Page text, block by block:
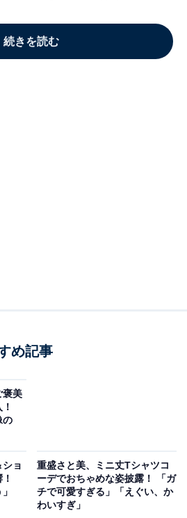
続きを読む
め記事
褒美
の
ョ
重盛さと美、ミニ丈Tシャツコ
ーデでおちゃめな姿披露！ 「ガ
チで可愛すぎる」「えぐい、か
わいすぎ」